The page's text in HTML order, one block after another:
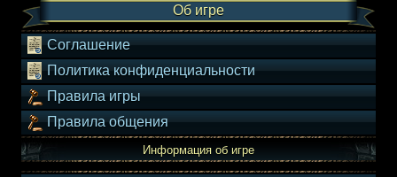
Об игре
Соглашение
Политика конфиденциальности
Правила игры
Правила общения
Информация об игре